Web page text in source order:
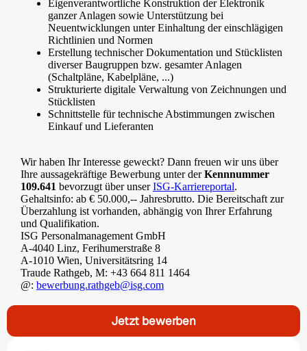
Eigenverantwortliche Konstruktion der Elektronik
ganzer Anlagen sowie Unterstützung bei
Neuentwicklungen unter Einhaltung der einschlägigen
Richtlinien und Normen
Erstellung technischer Dokumentation und Stücklisten
diverser Baugruppen bzw. gesamter Anlagen
(Schaltpläne, Kabelpläne, ...)
Strukturierte digitale Verwaltung von Zeichnungen und
Stücklisten
Schnittstelle für technische Abstimmungen zwischen
Einkauf und Lieferanten
Wir haben Ihr Interesse geweckt? Dann freuen wir uns über
Ihre aussagekräftige Bewerbung unter derKennnummer
109.641 bevorzugt über unserISG-Karriereportal.
Gehaltsinfo: ab € 50.000,-- Jahresbrutto. Die Bereitschaft zur
Überzahlung ist vorhanden, abhängig von Ihrer Erfahrung
und Qualifikation.
ISG Personalmanagement GmbH
A-4040 Linz, Ferihumerstraße 8
A-1010 Wien, Universitätsring 14
Traude Rathgeb, M: +43 664 811 1464
@: bewerbung.rathgeb@isg.com
Jetzt bewerben